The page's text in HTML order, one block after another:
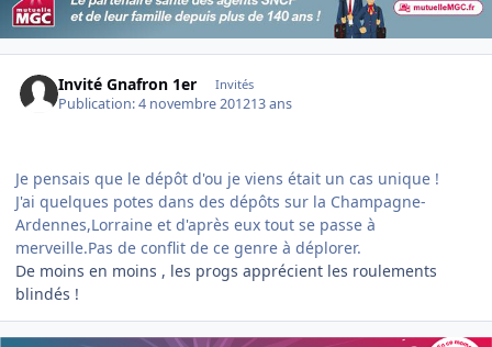
Invité Gnafron 1er Invités
Publication:4 novembre 201213 ans
Je pensais que le dépôt d'ou je viens était un cas unique !
J'ai quelques potes dans des dépôts sur la Champagne-
Ardennes,Lorraine et d'après eux tout se passe à
merveille.Pas de conflit de ce genre à déplorer.
De moins en moins , les progs apprécient les roulements
blindés !